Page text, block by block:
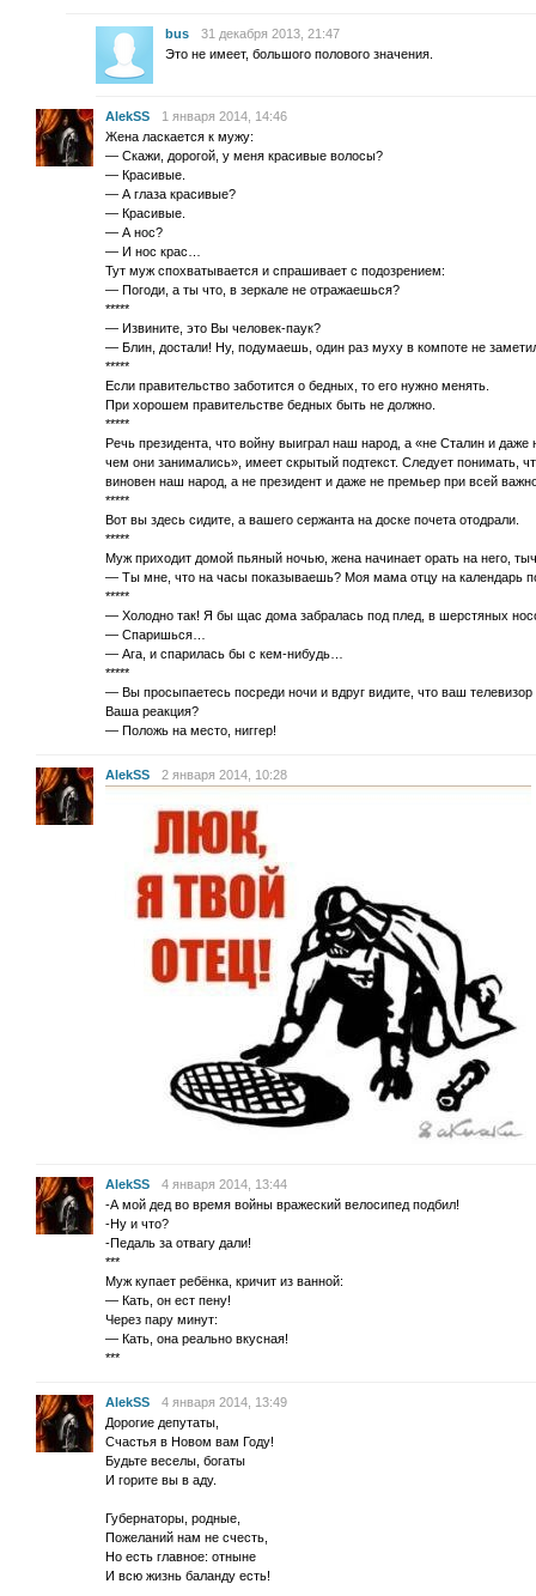
bus
31 декабря 2013, 21:47
Это не имеет, большого полового значения.
AlekSS
1 января 2014, 14:46
Жена ласкается к мужу:
— Скажи, дорогой, у меня красивые волосы?
— Красивые.
— А глаза красивые?
— Красивые.
— А нос?
— И нос крас…
Тут муж спохватывается и спрашивает с подозрением:
— Погоди, а ты что, в зеркале не отражаешься?
*****
— Извините, это Вы человек-паук?
— Блин, достали! Ну, подумаешь, один раз муху в компоте не
*****
Если правительство заботится о бедных, то его нужно менять.
При хорошем правительстве бедных быть не должно.
*****
Речь президента, что войну выиграл наш народ, а «не Сталин и даже
чем они занимались», имеет скрытый подтекст. Следует понимать,
виновен наш народ, а не президент и даже не премьер при всей
*****
Вот вы здесь сидите, а вашего сержанта на доске почета отодрали.
*****
Муж приходит домой пьяный ночью, жена начинает орать на него,
— Ты мне, что на часы показываешь? Моя мама отцу на календарь
*****
— Холодно так! Я бы щас дома забралась под плед, в шерстяных
— Спаришься…
— Ага, и спарилась бы с кем-нибудь…
*****
— Вы просыпаетесь посреди ночи и вдруг видите, что ваш
Ваша реакция?
— Положь на место, ниггер!
AlekSS 2 января 2014, 10:28
AlekSS
4 января 2014, 13:44
-А мой дед во время войны вражеский велосипед подбил!
-Ну и что?
-Педаль за отвагу дали!
***
Муж купает ребёнка, кричит из ванной:
— Кать, он ест пену!
Через пару минут:
— Кать, она реально вкусная!
***
AlekSS
4 января 2014, 13:49
Дорогие депутаты,
Счастья в Новом вам Году!
Будьте веселы, богаты
И горите вы в аду.
Губернаторы, родные,
Пожеланий нам не счесть,
Но есть главное: отныне
И всю жизнь баланду есть!